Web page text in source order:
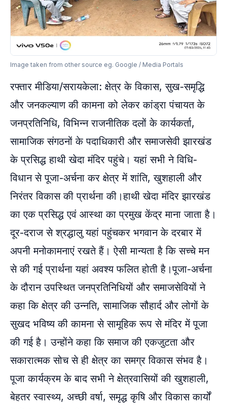
Image taken from other source eg. Google / Media Portals
रफ्तार मीडिया/सरायकेला: क्षेत्र के विकास, सुख-समृद्धि
और जनकल्याण की कामना को लेकर कांड्रा पंचायत के
जनप्रतिनिधि, विभिन्न राजनीतिक दलों के कार्यकर्ता,
सामाजिक संगठनों के पदाधिकारी और समाजसेवी झारखंड
के प्रसिद्ध हाथी खेदा मंदिर पहुंचे। यहां सभी ने विधि-
विधान से पूजा-अर्चना कर क्षेत्र में शांति, खुशहाली और
निरंतर विकास की प्रार्थना की।हाथी खेदा मंदिर झारखंड
का एक प्रसिद्ध एवं आस्था का प्रमुख केंद्र माना जाता है।
दूर-दराज से श्रद्धालु यहां पहुंचकर भगवान के दरबार में
अपनी मनोकामनाएं रखते हैं। ऐसी मान्यता है कि सच्चे मन
से की गई प्रार्थना यहां अवश्य फलित होती है।पूजा-अर्चना
के दौरान उपस्थित जनप्रतिनिधियों और समाजसेवियों ने
कहा कि क्षेत्र की उन्नति, सामाजिक सौहार्द और लोगों के
सुखद भविष्य की कामना से सामूहिक रूप से मंदिर में पूजा
की गई है। उन्होंने कहा कि समाज की एकजुटता और
सकारात्मक सोच से ही क्षेत्र का समग्र विकास संभव है।
पूजा कार्यक्रम के बाद सभी ने क्षेत्रवासियों की खुशहाली,
बेहतर स्वास्थ्य, अच्छी वर्षा, समृद्ध कृषि और विकास कार्यों